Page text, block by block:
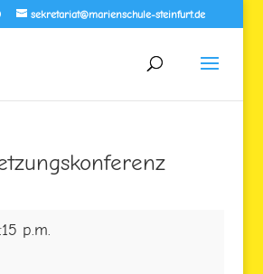
sekretariat@marienschule-steinfurt.de
p.m.